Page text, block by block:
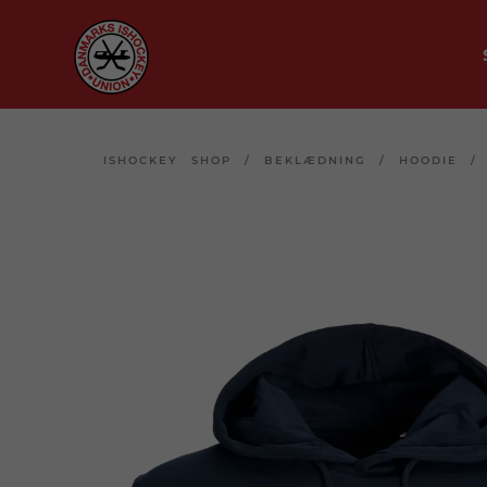
ISHOCKEY SHOP / BEKLÆDNING / HOODIE